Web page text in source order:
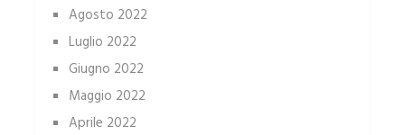
Agosto 2022
Luglio 2022
Giugno 2022
Maggio 2022
Aprile 2022